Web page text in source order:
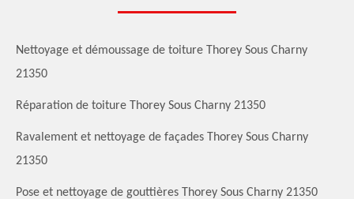
Nettoyage et démoussage de toiture Thorey Sous Charny
21350
Réparation de toiture Thorey Sous Charny 21350
Ravalement et nettoyage de façades Thorey Sous Charny
21350
Pose et nettoyage de gouttières Thorey Sous Charny 21350